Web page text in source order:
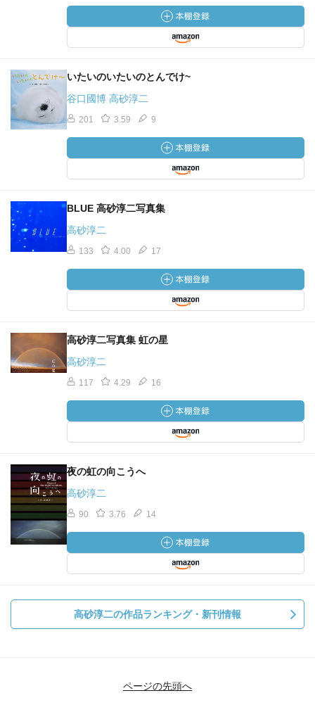
いたいのいたいのとんでけ~
谷口國博 高砂淳二
201 3.59 9
BLUE 高砂淳二写真集
高砂淳二
133 4.00 17
高砂淳二写真集 虹の星
高砂淳二
117 4.29 16
夜の虹の向こうへ
高砂淳二
90 3.76 14
高砂淳二の作品ランキング・新刊情報
ページの先頭へ